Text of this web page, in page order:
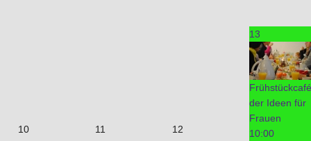
10 11 12
13
Frühstückcafé
der Ideen für
Frauen
10:00